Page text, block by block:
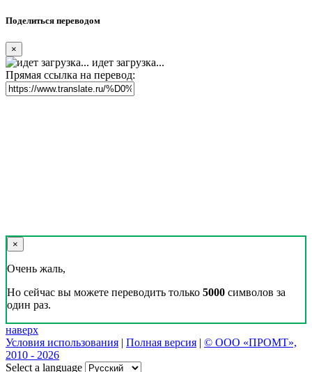
Поделиться переводом
×
идет загрузка...
Прямая ссылка на перевод:
×
Очень жаль,
Но сейчас вы можете переводить только 5000 символов за
один раз.
наверх
Условия использования | Полная версия | © ООО «ПРОМТ»,
2010 - 2026
Select a language